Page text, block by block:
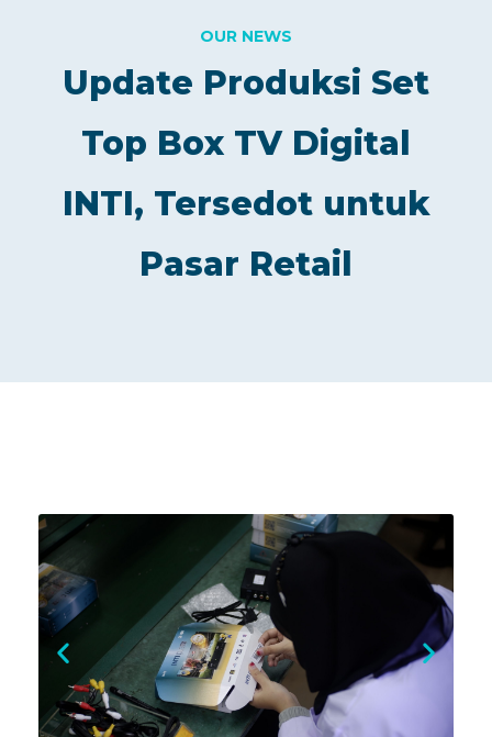
OUR NEWS
Update Produksi Set
Top Box TV Digital
INTI, Tersedot untuk
Pasar Retail